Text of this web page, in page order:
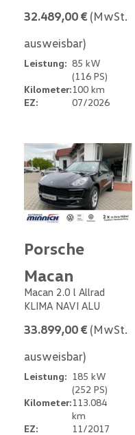
32.489,00 € (MwSt.
ausweisbar)
Leistung: 85 kW
(116 PS)
Kilometer:100 km
EZ:
07/2026
Porsche
Macan
Macan 2.0 l Allrad
KLIMA NAVI ALU
33.899,00 € (MwSt.
ausweisbar)
Leistung: 185 kW
(252 PS)
Kilometer:113.084
km
EZ:
11/2017